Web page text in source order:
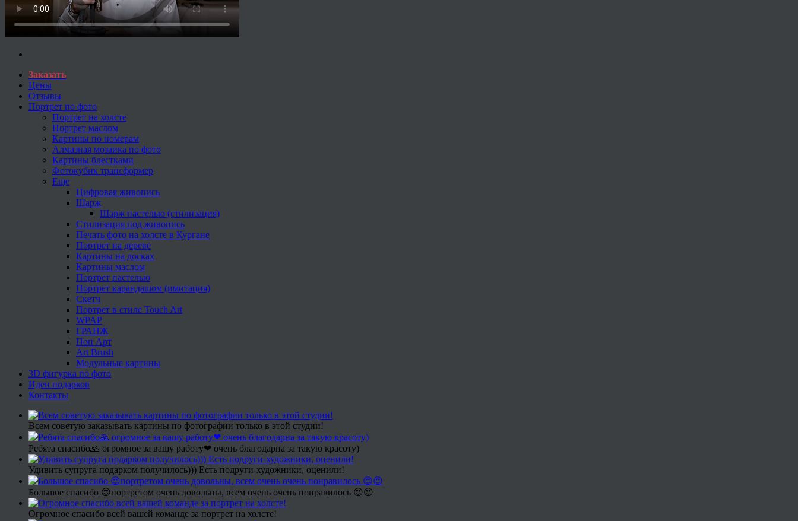
Заказать
Цены
Отзывы
Портрет по фото
Портрет на холсте
Портрет маслом
Картины по номерам
Алмазная мозаика по фото
Картины блестками
Фотокубик трансформер
Еще
Цифровая живопись
Шарж
Шарж пастелью (стилизация)
Стилизация под живопись
Печать фото на холсте в Кургане
Портрет на дереве
Картины на досках
Картины маслом
Портрет пастелью
Портрет карандашом (имитация)
Скетч
Портрет в стиле Touch Art
WPAP
ГРАНЖ
Поп Арт
Art Brush
Модульные картины
3D фигурка по фото
Идеи подарков
Контакты
Всем советую заказывать картины по фотографии только в этой студии!
Ребята спасибо🙏 огромное за вашу работу❤ очень благодарна за такую красоту)
Удивить супруга подарком получилось))) Есть подруги-художники, оценили!
Большое спасибо 😍портретом очень довольны, всем очень очень понравилось 😍😍
Огромное спасибо всей вашей команде за портрет на холсте!